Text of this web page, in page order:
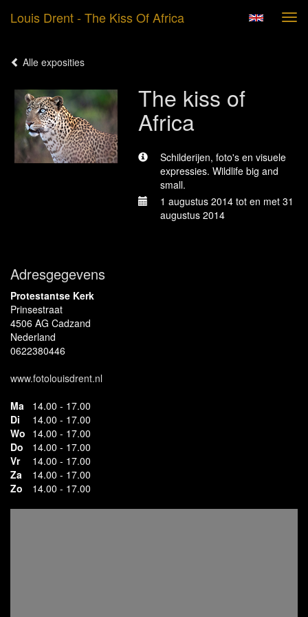
Louis Drent - The Kiss Of Africa
Alle exposities
The kiss of
Africa
Schilderijen, foto's en visuele
expressies. Wildlife big and
small.
1 augustus 2014 tot en met 31
augustus 2014
Adresgegevens
Protestantse Kerk
Prinsestraat
4506 AG Cadzand
Nederland
0622380446
www.fotolouisdrent.nl
Ma
14.00 - 17.00
Di
14.00 - 17.00
Wo 14.00 - 17.00
Do
14.00 - 17.00
Vr
14.00 - 17.00
Za
14.00 - 17.00
Zo
14.00 - 17.00